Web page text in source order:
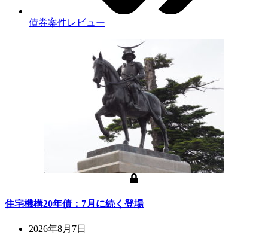
債券案件レビュー
住宅機構20年債：7月に続く登場
2026年8月7日